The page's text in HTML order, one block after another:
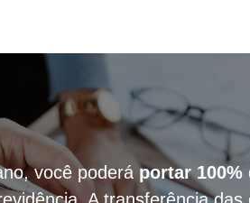
você poderá portar